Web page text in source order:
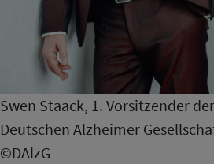
Swen Staack, 1. Vorsitzender der
Deutschen Alzheimer
©DAlzG